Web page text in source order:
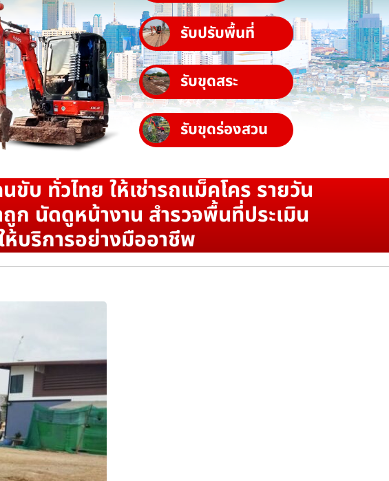
รับปรับพื้นที่
รับขุดสระ
รับขุดร่องสวน
บ ทั่วไทย ให้เช่ารถแม็คโคร รายวัน
ถูก นัดดูหน้างาน สำรวจพื้นที่ประเมิน
ห้บริการอย่างมืออาชีพ